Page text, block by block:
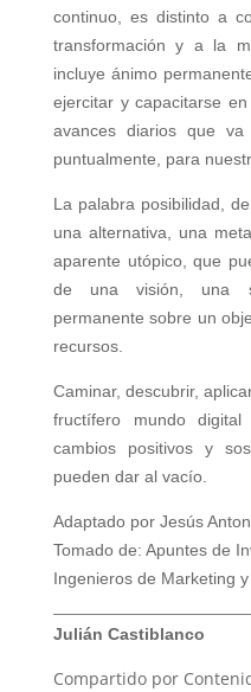
continuo, es distinto a
transformación y a la
incluye ánimo
ejercitar y capacitarse
avances diarios que
puntualmente, para
La palabra posibilidad,
una alternativa, una
aparente utópico, que
de una visión, una
permanente sobre un
recursos.
Caminar, descubrir,
fructífero mundo
cambios positivos y
pueden dar al vacío.
Adaptado por Jesús
Tomado de: Apuntes de
Ingenieros de Marketing
Julián Castiblanco
Compartido por